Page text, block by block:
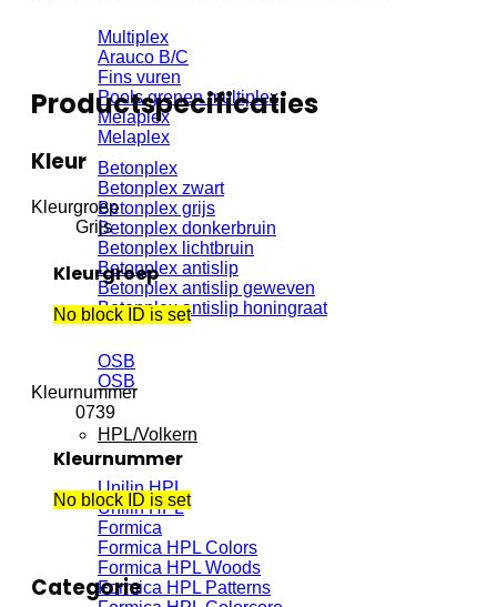
Multiplex
Arauco B/C
Fins vuren
Pools grenen multiplex
Melaplex
Melaplex
Betonplex
Betonplex zwart
Betonplex grijs
Betonplex donkerbruin
Betonplex lichtbruin
Betonplex antislip
Betonplex antislip geweven
Betonplex antislip honingraat
OSB
OSB
HPL/Volkern
Unilin HPL
Unilin HPL
Formica
Formica HPL Colors
Formica HPL Woods
Formica HPL Patterns
Productspecificaties
Kleur
Kleurgroep
Grijs
Kleurgroep
No block ID is set
Kleurnummer
0739
Kleurnummer
No block ID is set
Categorie